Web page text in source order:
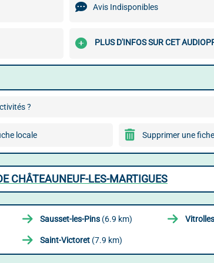
Avis Indisponibles
PLUS D'INFOS SUR CET
?
locale Supprimer une
CHÂTEAUNEUF-LES-MARTIGUES
Sausset-les-Pins (6.9 km) Vitrolles
Saint-Victoret (7.9 km)